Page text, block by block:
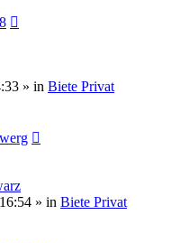
» in Biete Privat
» in Biete Privat